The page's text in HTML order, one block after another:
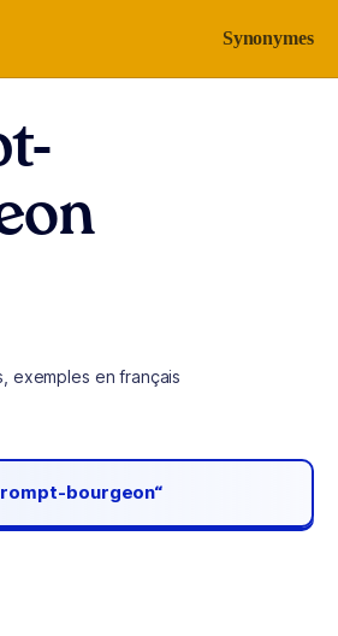
Synonymes
exemples en français
bourgeon“